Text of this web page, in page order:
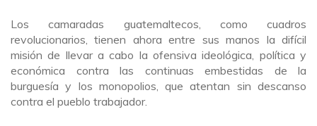
Los camaradas guatemaltecos, como cuadros
revolucionarios, tienen ahora entre sus manos la difícil
misión de llevar a cabo la ofensiva ideológica, política y
económica contra las continuas embestidas de la
burguesía y los monopolios, que atentan sin descanso
contra el pueblo trabajador.